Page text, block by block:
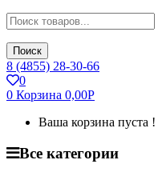
Поиск
8 (4855) 28-30-66
0
0 Корзина 0,00Р
Ваша корзина пуста !
Все категории